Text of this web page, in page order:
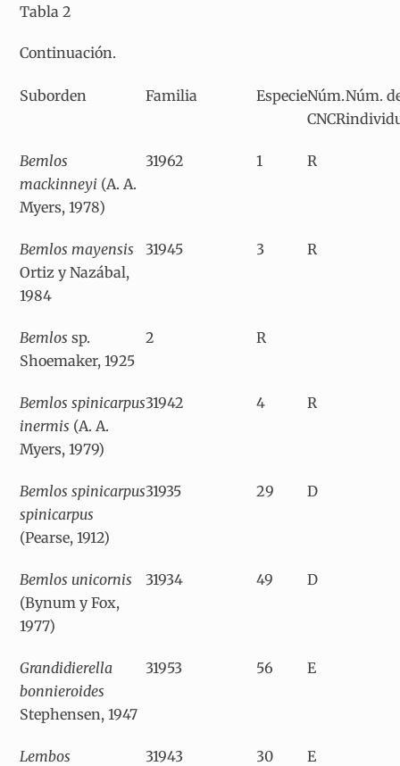
Tabla 2
Continuación.
Suborden Familia EspecieNúm.
CNCR
Núm.
Bemlos
mackinneyi (A. A.
Myers, 1978)
31962 1 R
Bemlos mayensis
Ortiz y Nazábal,
1984
31945 3 R
Bemlossp.
Shoemaker, 1925
2 R
Bemlos spinicarpus
inermis (A. A.
Myers, 1979)
31942 4 R
Bemlos spinicarpus
spinicarpus
(Pearse, 1912)
31935 29 D
Bemlos unicornis
(Bynum y Fox,
1977)
31934 49 D
Grandidierella
bonnieroides
Stephensen, 1947
31953 56 E
Lembos
31943 30 E